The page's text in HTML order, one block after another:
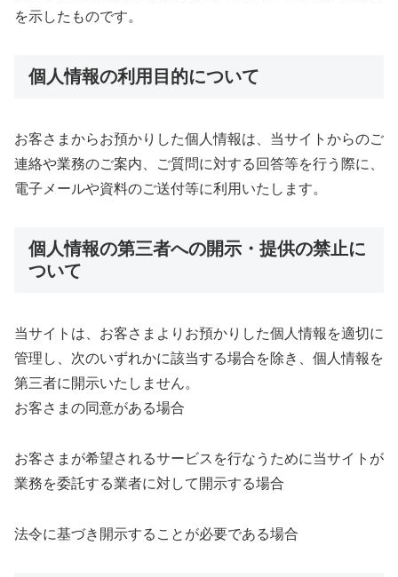
を示したものです。
個人情報の利用目的について
お客さまからお預かりした個人情報は、当サイトからのご
連絡や業務のご案内、ご質問に対する回答等を行う際に、
電子メールや資料のご送付等に利用いたします。
個人情報の第三者への開示・提供の禁止に
ついて
当サイトは、お客さまよりお預かりした個人情報を適切に
管理し、次のいずれかに該当する場合を除き、個人情報を
第三者に開示いたしません。
お客さまの同意がある場合
お客さまが希望されるサービスを行なうために当サイトが
業務を委託する業者に対して開示する場合
法令に基づき開示することが必要である場合